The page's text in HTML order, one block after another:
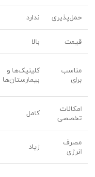
حمل‌پذیری ندارد
قیمت
بالا
مناسب
برای
کلینیک‌ها و
بیمارستان‌ها
امکانات
تخصصی کامل
مصرف
انرژی زیاد